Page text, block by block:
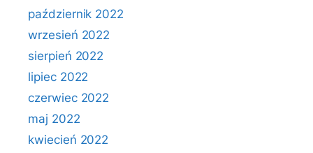
październik 2022
wrzesień 2022
sierpień 2022
lipiec 2022
czerwiec 2022
maj 2022
kwiecień 2022